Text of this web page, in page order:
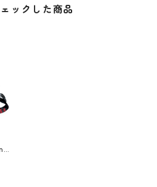
ックした商品